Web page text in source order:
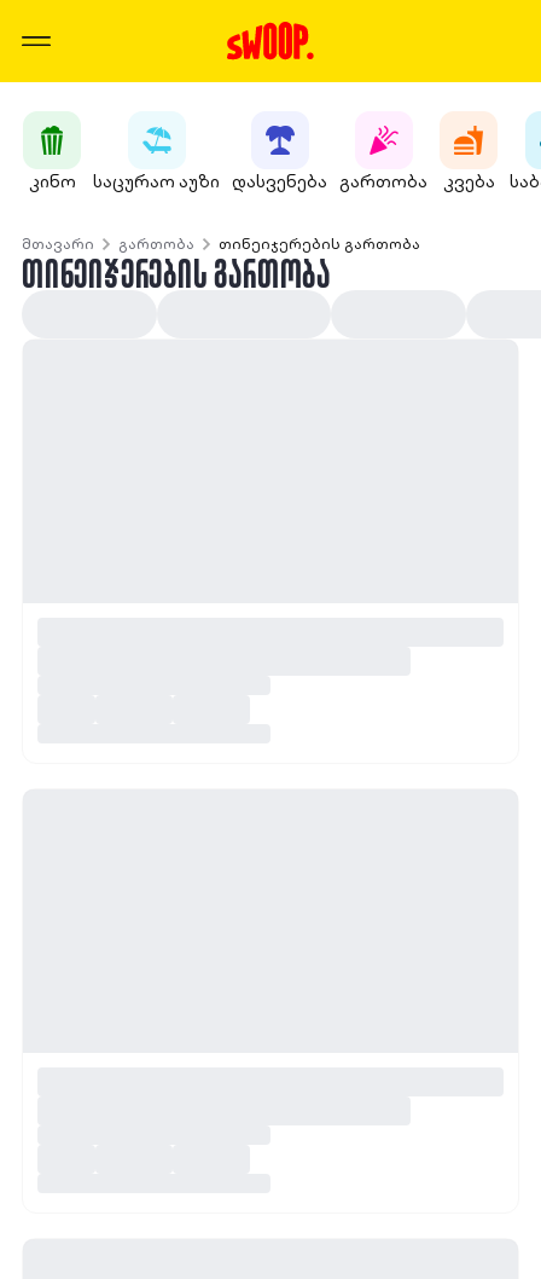
კინო საცურაო აუზი დასვენება გართობა კვება
მთავარი გართობა თინეიჯერების გართობა
ᲗᲘᲜᲔᲘᲯᲔᲠᲔᲑᲘᲡ ᲒᲐᲠᲗᲝᲑᲐ